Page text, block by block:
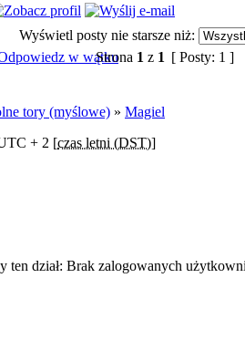
Wyświetl posty nie starsze niż:
Strona 1 z 1 [ Posty: 1 ]
tory (myślowe) » Magiel
+ 2 [czas letni (DST)]
ten dział: Brak zalogowanych